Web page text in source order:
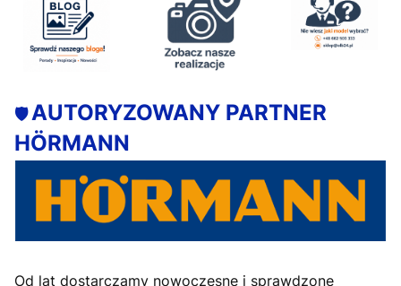
🛡️AUTORYZOWANY PARTNER
HÖRMANN
Od lat dostarczamy nowoczesne i sprawdzone